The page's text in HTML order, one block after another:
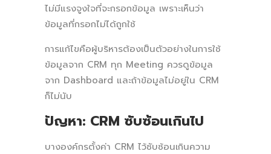
ไม่มีแรงจูงใจที่จะกรอกข้อมูล เพราะเห็นว่า
ข้อมูลที่กรอกไม่ได้ถูกใช้
การแก้ไขคือผู้บริหารต้องเป็นตัวอย่างในการใช้
ข้อมูลจาก CRM ทุก Meeting ควรดูข้อมูล
จาก Dashboard และถ้าข้อมูลไม่อยู่ใน CRM
ก็ไม่นับ
ปัญหา: CRM ซับซ้อนเกินไป
บางองค์กรตั้งค่า CRM ไว้ซับซ้อนเกินความ